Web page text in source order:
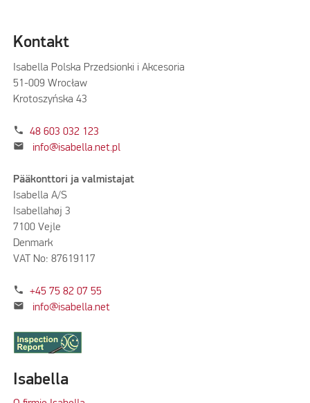
Kontakt
Isabella Polska Przedsionki i Akcesoria
51-009 Wrocław
Krotoszyńska 43
phone 48 603 032 123
mail info@isabella.net.pl
Pääkonttori ja valmistajat
Isabella A/S
Isabellahøj 3
7100 Vejle
Denmark
VAT No: 87619117
phone +45 75 82 07 55
mail info@isabella.net
Isabella